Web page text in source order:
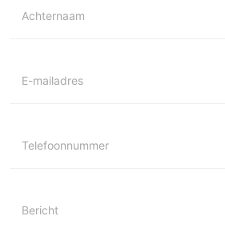
Achternaam
E-mailadres
Telefoonnummer
Bericht